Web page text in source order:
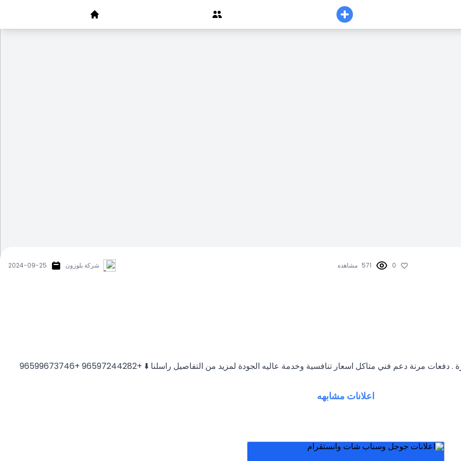
0
571 مشاهده شركة بلوزون 2024-09-25
دعم فني متاكل اسعار تنافسية وخدمة عاليه الجودة لمزيد من التفاصيل راسلنا ⬇️ +96597244282 +96599673746
اعلانات مشابهه
موقع إعلانات مجانية بالكويت إعلانات مجانية عقارية بالكويت
موقع روجلي إعلانات الكويت